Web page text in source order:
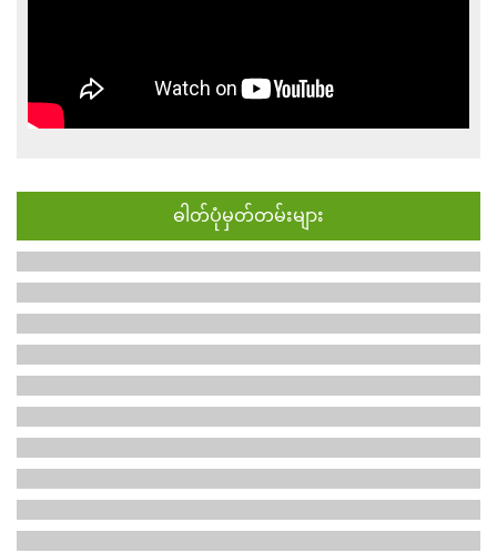
ဓါတ်ပုံမှတ်တမ်းများ